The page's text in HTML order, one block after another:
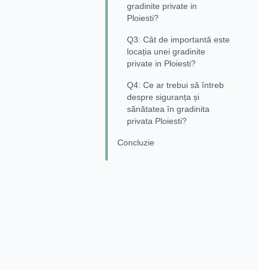
gradinite private in
Ploiesti?
Q3: Cât de importantă este
locația unei gradinite
private in Ploiesti?
Q4: Ce ar trebui să întreb
despre siguranța și
sănătatea în gradinita
privata Ploiesti?
Concluzie